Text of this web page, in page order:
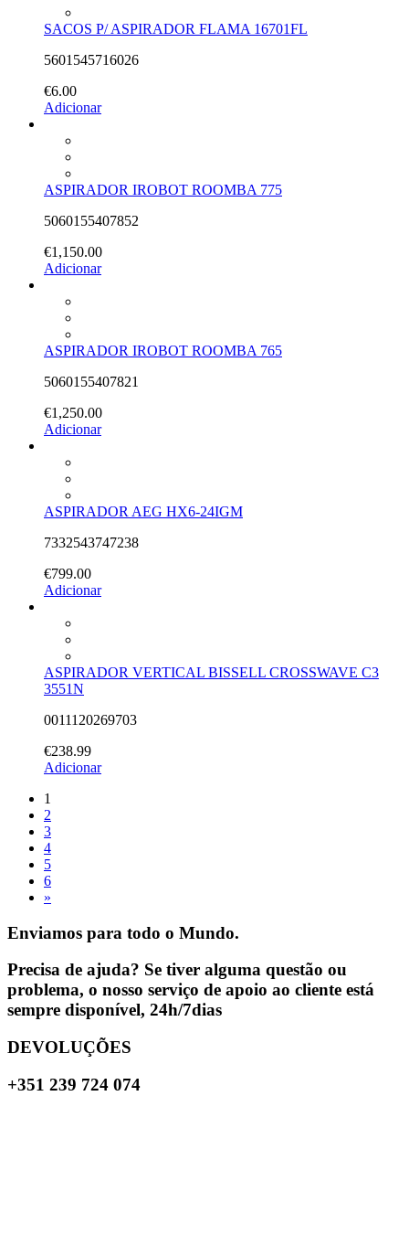
SACOS P/ ASPIRADOR FLAMA 16701FL
5601545716026
€6.00
Adicionar
ASPIRADOR IROBOT ROOMBA 775
5060155407852
€1,150.00
Adicionar
ASPIRADOR IROBOT ROOMBA 765
5060155407821
€1,250.00
Adicionar
ASPIRADOR AEG HX6-24IGM
7332543747238
€799.00
Adicionar
ASPIRADOR VERTICAL BISSELL CROSSWAVE C3
3551N
0011120269703
€238.99
Adicionar
1
2
3
4
5
6
»
Enviamos para todo o Mundo.
Precisa de ajuda? Se tiver alguma questão ou
problema, o nosso serviço de apoio ao cliente está
sempre disponível, 24h/7dias
DEVOLUÇÕES
+351 239 724 074